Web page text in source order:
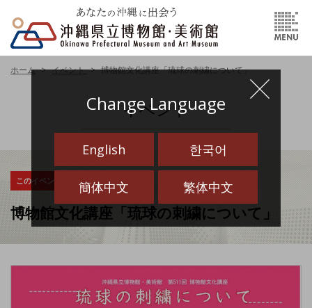
Change Language
English 한국어
簡体中文 繁体中文
ホーム イベント 博物館文化講座「琉球の刺繍について」
イベント
このイベントは終了しました
博物館文化講座「琉球の刺繍について」